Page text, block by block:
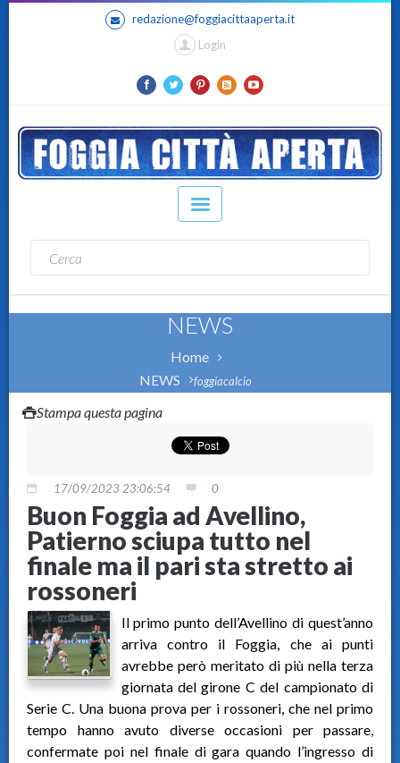
redazione@foggiacittaaperta.it
Login
NEWS
Home
NEWS
foggiacalcio
Stampa questa pagina
17/09/2023 23:06:54 0
Buon Foggia ad Avellino,
Patierno sciupa tutto nel
finale ma il pari sta stretto ai
rossoneri
Il primo punto dell’Avellino di quest’anno
arriva contro il Foggia, che ai punti
avrebbe però meritato di più nella terza
giornata del girone C del campionato di
Serie C. Una buona prova per i rossoneri, che nel primo
tempo hanno avuto diverse occasioni per passare,
confermate poi nel finale di gara quando l’ingresso di